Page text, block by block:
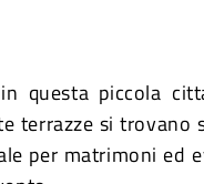
questa piccola
terrazze si
per matrimoni